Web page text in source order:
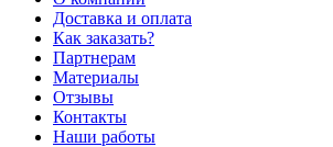
Доставка и оплата
Как заказать?
Партнерам
Материалы
Отзывы
Контакты
Наши работы